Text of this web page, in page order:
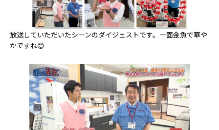
放送していただいたシーンのダイジェストです。一面金魚で華や
かですね😊